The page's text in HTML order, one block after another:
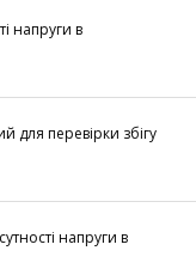
напруги в
для перевірки збігу
напруги в